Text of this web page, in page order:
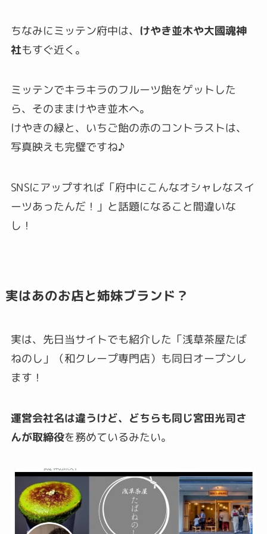
ちなみにミッテン府中は、 けやき並木や大國魂神
社もすぐ近く。
ミッテンでキラキラのフルーツ飴をゲットした
ら、そのままけやき並木へ。
けやきの緑と、いちご飴の赤のコントラストは、
写真映えも完璧ですね♪
SNSにアップすれば「府中にこんなオシャレなスイ
ーツあったんだ！」と話題になること間違いな
し！
実はあのお店と姉妹ブランド？
実は、先日当サイトでも紹介した「浅草茶屋たば
ねのし」（和クレープ専門店）も同日オープンし
ます！
運営会社名は違うけど、どちらも同じ宮田光司さ
んが取締役を務めているみたい。